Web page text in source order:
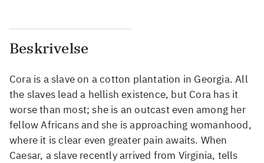
Beskrivelse
Cora is a slave on a cotton plantation in Georgia. All
the slaves lead a hellish existence, but Cora has it
worse than most; she is an outcast even among her
fellow Africans and she is approaching womanhood,
where it is clear even greater pain awaits. When
Caesar, a slave recently arrived from Virginia, tells